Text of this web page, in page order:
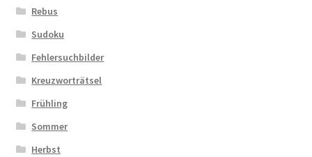
Rebus
Sudoku
Fehlersuchbilder
Kreuzworträtsel
Frühling
Sommer
Herbst